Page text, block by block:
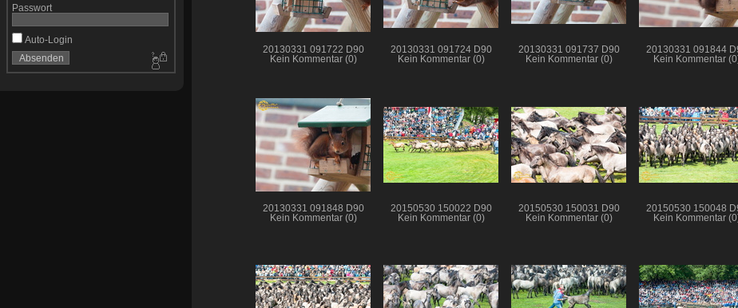
Passwort
Auto-Login
20130331 091722 D90
Kein Kommentar (0)
20130331 091724 D90
Kein Kommentar (0)
20130331 091737 D90
Kein Kommentar (0)
20130331 091844
Kein Kommentar
20130331 091848 D90
Kein Kommentar (0)
20150530 150022 D90
Kein Kommentar (0)
20150530 150031 D90
Kein Kommentar (0)
20150530 150048
Kein Kommentar